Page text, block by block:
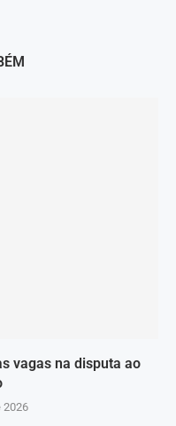
vagas na disputa ao
2026